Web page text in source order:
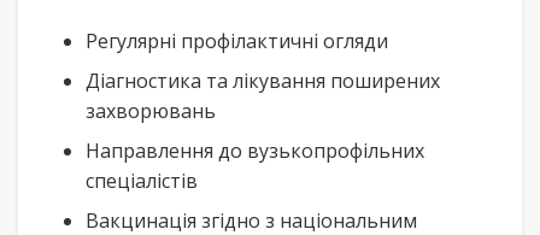
Регулярні профілактичні огляди
Діагностика та лікування поширених
захворювань
Направлення до вузькопрофільних
спеціалістів
Вакцинація згідно з національним